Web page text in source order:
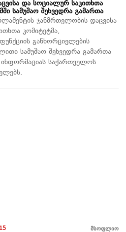
და სოციალურ საკითხთა
სამუშაო შეხვედრა გამართა
ჯანმრთელობის დაცვისა
კომიტეტმა,
განხორციელების
სამუშაო შეხვედრა გამართა
საქართველოს
მსოფლიო